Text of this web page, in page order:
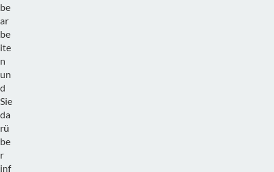
be
ar
be
ite
n
un
d
Sie
da
rü
be
r
inf